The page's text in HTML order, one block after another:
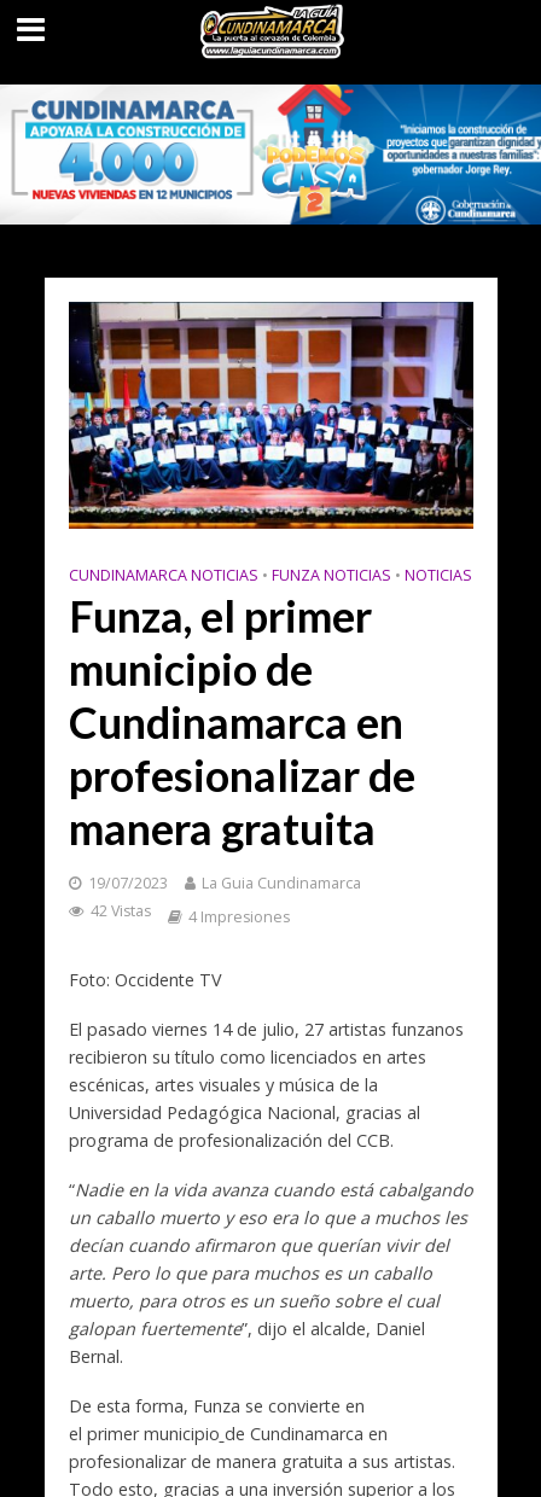
CUNDINAMARCA NOTICIAS • FUNZA NOTICIAS • NOTICIAS
Funza, el primer
municipio de
Cundinamarca en
profesionalizar de
manera gratuita
19/07/2023
La Guia Cundinamarca
42 Vistas
4 Impresiones
Foto: Occidente TV
El pasado viernes 14 de julio, 27 artistas funzanos
recibieron su título como licenciados en artes
escénicas, artes visuales y música de la
Universidad Pedagógica Nacional, gracias al
programa de profesionalización del CCB.
“Nadie en la vida avanza cuando está cabalgando
un caballo muerto y eso era lo que a muchos les
decían cuando afirmaron que querían vivir del
arte. Pero lo que para muchos es un caballo
muerto, para otros es un sueñosobre el cual
galopan fuertemente”, dijo el alcalde, Daniel
Bernal.
De esta forma, Funza se convierte en
el primer municipio de Cundinamarca en
profesionalizar de manera gratuita a sus artistas.
Todo esto, gracias a una inversión superior a los